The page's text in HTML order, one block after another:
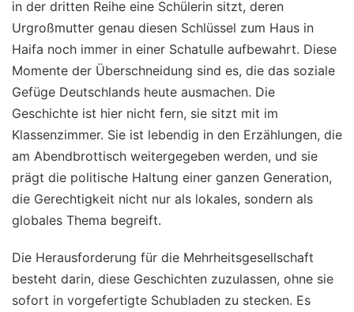
in der dritten Reihe eine Schülerin sitzt, deren
Urgroßmutter genau diesen Schlüssel zum Haus in
Haifa noch immer in einer Schatulle aufbewahrt. Diese
Momente der Überschneidung sind es, die das soziale
Gefüge Deutschlands heute ausmachen. Die
Geschichte ist hier nicht fern, sie sitzt mit im
Klassenzimmer. Sie ist lebendig in den Erzählungen, die
am Abendbrottisch weitergegeben werden, und sie
prägt die politische Haltung einer ganzen Generation,
die Gerechtigkeit nicht nur als lokales, sondern als
globales Thema begreift.
Die Herausforderung für die Mehrheitsgesellschaft
besteht darin, diese Geschichten zuzulassen, ohne sie
sofort in vorgefertigte Schubladen zu stecken. Es